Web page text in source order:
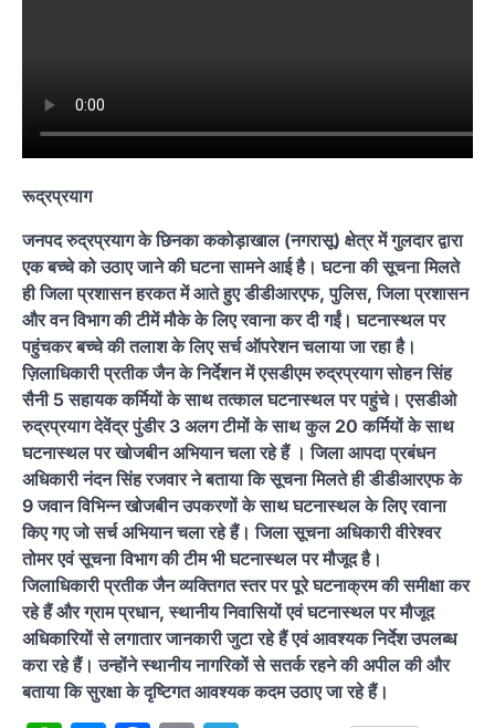
रूद्रप्रयाग
जनपद रुद्रप्रयाग के छिनका ककोड़ाखाल (नगरासू) क्षेत्र में गुलदार द्वारा
एक बच्चे को उठाए जाने की घटना सामने आई है। घटना की सूचना मिलते
ही जिला प्रशासन हरकत में आते हुए डीडीआरएफ, पुलिस, जिला प्रशासन
और वन विभाग की टीमें मौके के लिए रवाना कर दी गईं। घटनास्थल पर
पहुंचकर बच्चे की तलाश के लिए सर्च ऑपरेशन चलाया जा रहा है।
ज़िलाधिकारी प्रतीक जैन के निर्देशन में एसडीएम रुद्रप्रयाग सोहन सिंह
सैनी 5 सहायक कर्मियों के साथ तत्काल घटनास्थल पर पहुंचे। एसडीओ
रुद्रप्रयाग देवेंद्र पुंडीर 3 अलग टीमों के साथ कुल 20 कर्मियों के साथ
घटनास्थल पर खोजबीन अभियान चला रहे हैं । जिला आपदा प्रबंधन
अधिकारी नंदन सिंह रजवार ने बताया कि सूचना मिलते ही डीडीआरएफ के
9 जवान विभिन्न खोजबीन उपकरणों के साथ घटनास्थल के लिए रवाना
किए गए जो सर्च अभियान चला रहे हैं। जिला सूचना अधिकारी वीरेश्वर
तोमर एवं सूचना विभाग की टीम भी घटनास्थल पर मौजूद है।
जिलाधिकारी प्रतीक जैन व्यक्तिगत स्तर पर पूरे घटनाक्रम की समीक्षा कर
रहे हैं और ग्राम प्रधान, स्थानीय निवासियों एवं घटनास्थल पर मौजूद
अधिकारियों से लगातार जानकारी जुटा रहे हैं एवं आवश्यक निर्देश उपलब्ध
करा रहे हैं। उन्होंने स्थानीय नागरिकों से सतर्क रहने की अपील की और
बताया कि सुरक्षा के दृष्टिगत आवश्यक कदम उठाए जा रहे हैं।